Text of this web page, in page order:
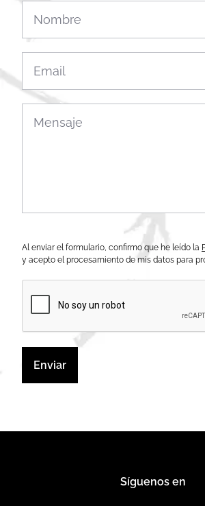
Al enviar el formulario, confirmo que he leído la
y acepto el procesamiento de mis datos para
Enviar
Síguenos en